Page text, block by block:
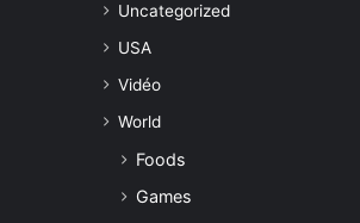
Uncategorized
USA
Vidéo
World
Foods
Games